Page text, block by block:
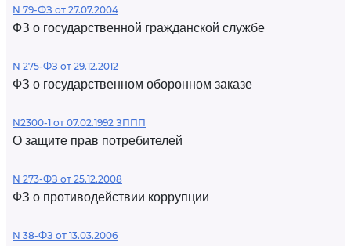
N 79-ФЗ от 27.07.2004
ФЗ о государственной гражданской службе
N 275-ФЗ от 29.12.2012
ФЗ о государственном оборонном заказе
N2300-1 от 07.02.1992 ЗППП
О защите прав потребителей
N 273-ФЗ от 25.12.2008
ФЗ о противодействии коррупции
N 38-ФЗ от 13.03.2006